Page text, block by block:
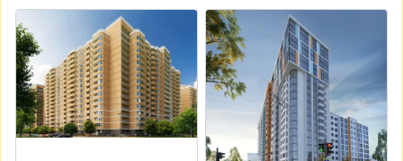
View details for ЖК RealParkView details for ЖК Sea